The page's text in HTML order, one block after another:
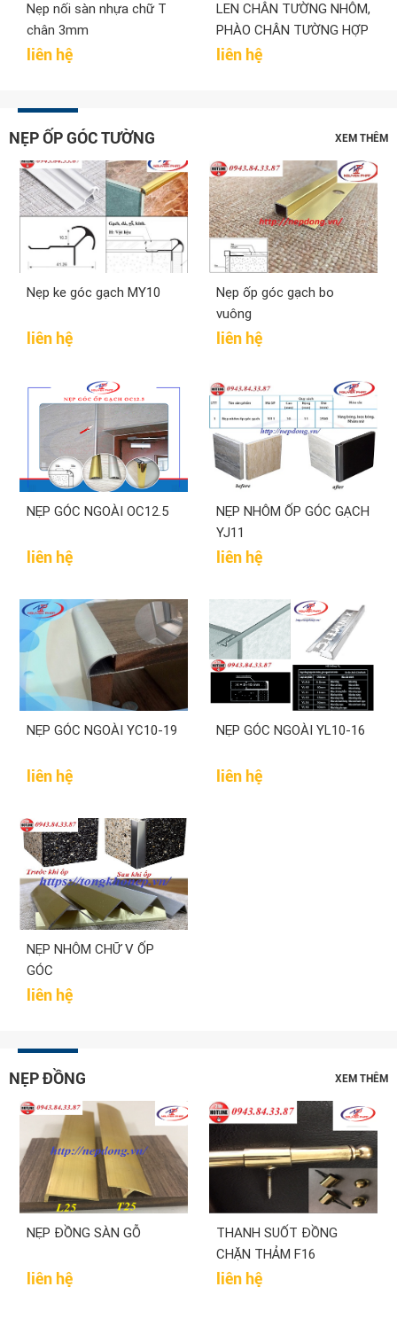
Nẹp nối sàn nhựa chữ T
chân 3mm
liên hệ
LEN CHÂN TƯỜNG NHÔM,
PHÀO CHÂN TƯỜNG HỢP
KIM NHÔM
liên hệ
NẸP ỐP GÓC TƯỜNG XEM THÊM
Nẹp ke góc gạch MY10
liên hệ
Nẹp ốp góc gạch bo
vuông
liên hệ
NẸP GÓC NGOÀI OC12.5
liên hệ
NẸP NHÔM ỐP GÓC GẠCH
YJ11
liên hệ
NẸP GÓC NGOÀI YC10-19
liên hệ
NẸP GÓC NGOÀI YL10-16
liên hệ
NẸP NHÔM CHỮ V ỐP
GÓC
liên hệ
NẸP ĐỒNG XEM THÊM
NẸP ĐỒNG SÀN GỖ
liên hệ
THANH SUỐT ĐỒNG
CHẶN THẢM F16
liên hệ